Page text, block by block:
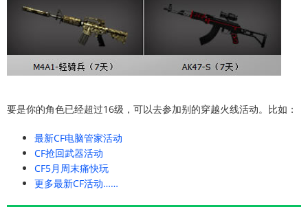
要是你的角色已经超过16级，可以去参加别的穿越火线活动。比如：
最新CF电脑管家活动
CF抢回武器活动
CF5月周末痛快玩
更多最新CF活动……